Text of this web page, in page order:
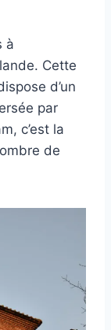
à
Cette
d’un
par
c’est la
de